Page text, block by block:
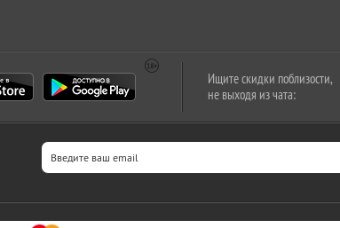
Ищите скидки поблизости,
не выходя из чата: